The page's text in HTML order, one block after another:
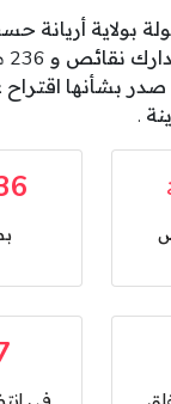
بولاية أريانة
.